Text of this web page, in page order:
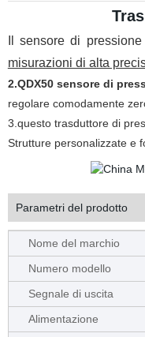
Il sensore di
misurazioni di alta
2.QDX50sensore di
regolarecomodamente
3.questo trasduttore di
Strutture personalizzate e
Parametri del prodotto
Nome del marchio
Numero modello
Segnale di uscita
Alimentazione